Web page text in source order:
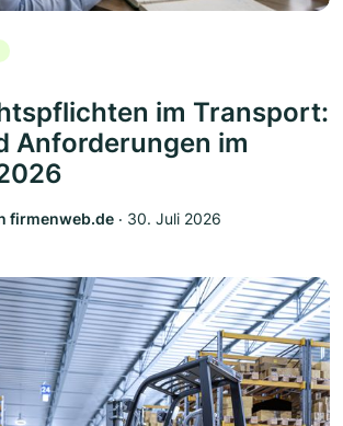
im Transport:
Anforderungen im
firmenweb.de ‧ 30. Juli 2026